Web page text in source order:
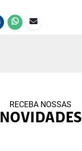
RECEBA NOSSAS
NOVIDADES